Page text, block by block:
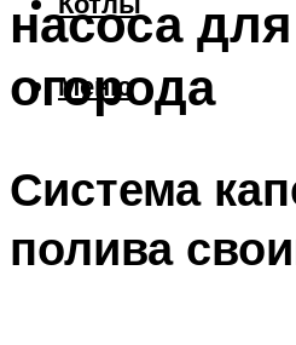
Меню
насоса
огорода
Система
полива